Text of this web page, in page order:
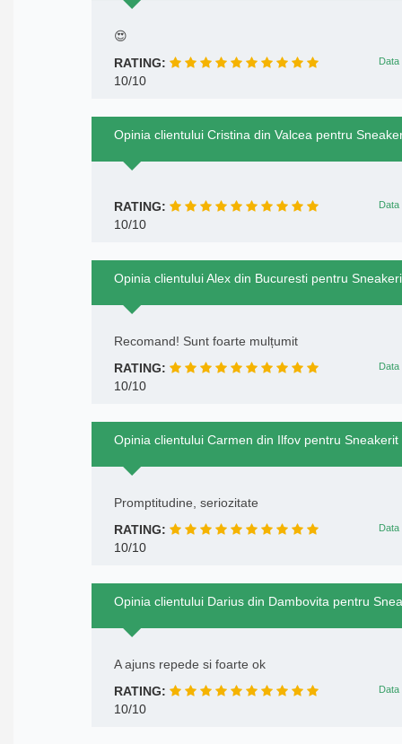
😍
RATING:
10/10
Opinia clientului Cristina din Valcea pentru
RATING:
10/10
Opinia clientului Alex din Bucuresti pentru
Recomand! Sunt foarte mulțumit
RATING:
10/10
Opinia clientului Carmen din Ilfov pentru Sneakerit
Promptitudine, seriozitate
RATING:
10/10
Opinia clientului Darius din Dambovita pentru
A ajuns repede si foarte ok
RATING:
10/10